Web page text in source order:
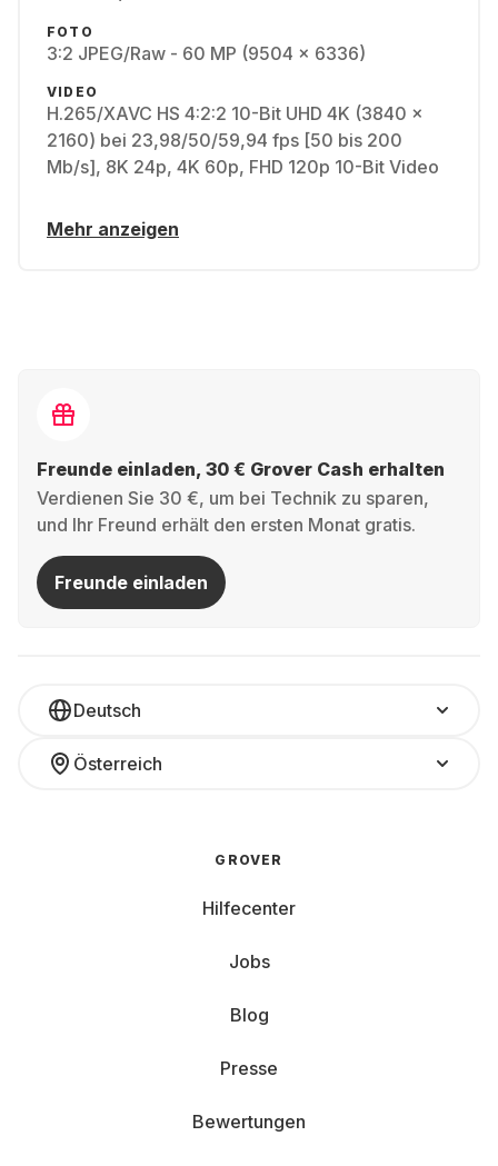
FOTO
3:2 JPEG/Raw - 60 MP (9504 x 6336)
VIDEO
H.265/XAVC HS 4:2:2 10-Bit UHD 4K (3840 x
2160) bei 23,98/50/59,94 fps [50 bis 200
Mb/s], 8K 24p, 4K 60p, FHD 120p 10-Bit Video
Mehr anzeigen
Freunde einladen, 30 € Grover Cash erhalten
Verdienen Sie 30 €, um bei Technik zu sparen,
und Ihr Freund erhält den ersten Monat gratis.
Freunde einladen
Deutsch
Österreich
GROVER
Hilfecenter
Jobs
Blog
Presse
Bewertungen